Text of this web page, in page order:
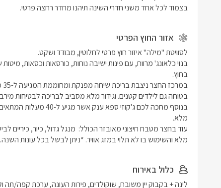
בצמוד לכל אחד משני חדרי השינה תיהנו מחדר רחצה פרטי.
אזור החוץ הפרטי
מלא והשימוש בו לא תלוי במזג אוויר. *ניתן לבשל בכל עונות השנה.
כלול באירוח